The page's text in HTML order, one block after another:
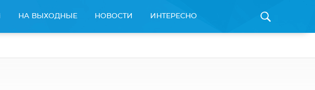
НА ВЫХОДНЫЕ НОВОСТИ ИНТЕРЕСНО